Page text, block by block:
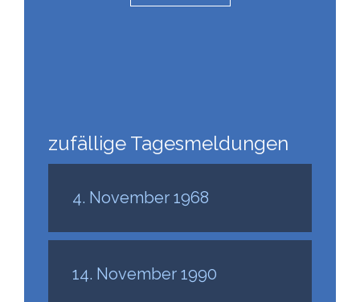
zufällige Tagesmeldungen
4. November 1968
14. November 1990